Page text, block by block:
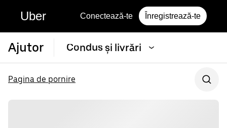
Uber Conectează-te Înregistrează-te
Ajutor Condus și livrări
Pagina de pornire